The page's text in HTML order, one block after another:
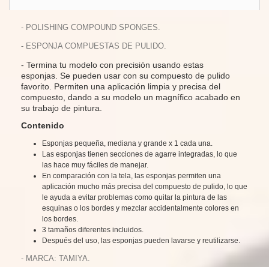
- POLISHING COMPOUND SPONGES.
- ESPONJA COMPUESTAS DE PULIDO.
- Termina tu modelo con precisión usando estas
esponjas. Se pueden usar con su compuesto de pulido
favorito. Permiten una aplicación limpia y precisa del
compuesto, dando a su modelo un magnífico acabado en
su trabajo de pintura.
Contenido
Esponjas pequeña, mediana y grande x 1 cada una.
Las esponjas tienen secciones de agarre integradas, lo que
las hace muy fáciles de manejar.
En comparación con la tela, las esponjas permiten una
aplicación mucho más precisa del compuesto de pulido, lo que
le ayuda a evitar problemas como quitar la pintura de las
esquinas o los bordes y mezclar accidentalmente colores en
los bordes.
3 tamaños diferentes incluidos.
Después del uso, las esponjas pueden lavarse y reutilizarse.
- MARCA: TAMIYA.